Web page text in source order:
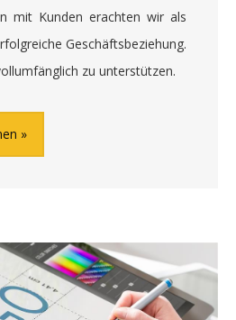
mit Kunden erachten wir als
Geschäftsbeziehung.
zu unterstützen.